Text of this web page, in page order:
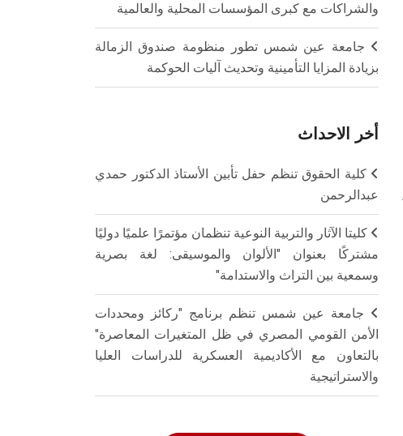
والشراكات مع كبرى المؤسسات المحلية والعالمية
جامعة عين شمس تطور منظومة صندوق الزمالة
بزيادة المزايا التأمينية وتحديث آليات الحوكمة
أخر الاحداث
كلية الحقوق تنظم حفل تأبين الأستاذ الدكتور حمدي
عبدالرحمن
كليتا الآثار والتربية النوعية تنظمان مؤتمرًا علميًا دوليًا
مشتركًا بعنوان "الألوان والموسيقى: لغة بصرية
وسمعية بين التراث والاستدامة"
جامعة عين شمس تنظم برنامج "ركائز ومحددات
الأمن القومي المصري في ظل المتغيرات المعاصرة"
بالتعاون مع الأكاديمية العسكرية للدراسات العليا
والاستراتيجية